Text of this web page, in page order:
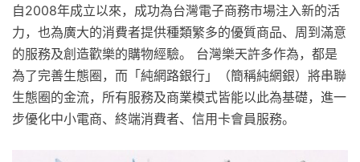
自2008年成立以來，成功為台灣電子商務市場注入新的活
力，也為廣大的消費者提供種類繁多的優質商品、周到滿意
的服務及創造歡樂的購物經驗。 台灣樂天許多作為，都是
為了完善生態圈，而「純網路銀行」（簡稱純網銀）將串聯
生態圈的金流，所有服務及商業模式皆能以此為基礎，進一
步優化中小電商、終端消費者、信用卡會員服務。